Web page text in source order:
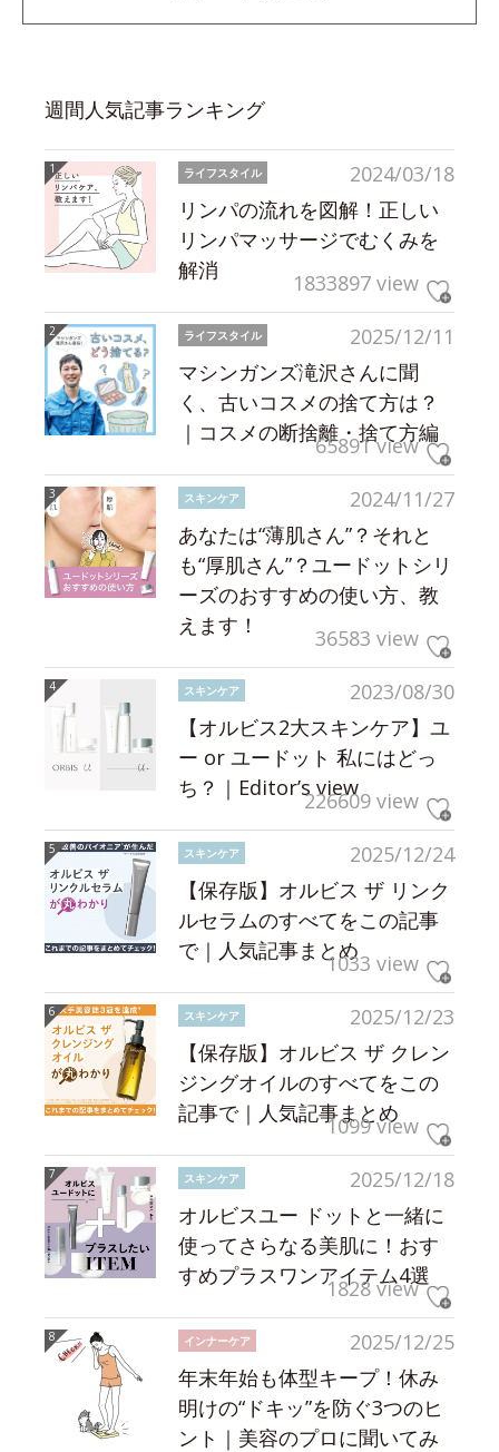
週間人気記事ランキング
2024/03/18
ライフスタイル
リンパの流れを図解！正しい
リンパマッサージでむくみを
解消
1833897 view
2025/12/11
ライフスタイル
マシンガンズ滝沢さんに聞
く、古いコスメの捨て方は？
｜コスメの断捨離・捨て方編
65891 view
2024/11/27
スキンケア
あなたは“薄肌さん”？それと
も“厚肌さん”？ユードットシリ
ーズのおすすめの使い方、教
えます！
36583 view
2023/08/30
スキンケア
【オルビス2大スキンケア】ユ
ー or ユードット 私にはどっ
ち？｜Editor’s view226609 view
2025/12/24
スキンケア
【保存版】オルビス ザ リンク
ルセラムのすべてをこの記事
で｜人気記事まとめ1033 view
2025/12/23
スキンケア
【保存版】オルビス ザ クレン
ジングオイルのすべてをこの
記事で｜人気記事まとめ
1099 view
2025/12/18
スキンケア
オルビスユー ドットと一緒に
使ってさらなる美肌に！おす
すめプラスワンアイテム4選
1828 view
2025/12/25
インナーケア
年末年始も体型キープ！休み
明けの“ドキッ”を防ぐ3つのヒ
ント｜美容のプロに聞いてみ